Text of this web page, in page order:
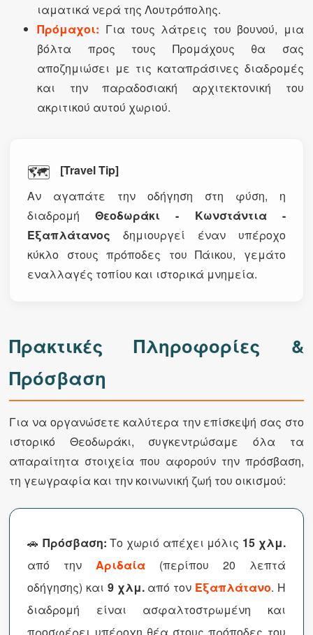
ιαματικά νερά της Λουτρόπολης.
Πρόμαχοι: Για τους λάτρεις του βουνού, μια
βόλτα προς τους Προμάχους θα σας
αποζημιώσει με τις καταπράσινες διαδρομές
και την παραδοσιακή αρχιτεκτονική του
ακριτικού αυτού χωριού.
🗺️
[Travel Tip]
Αν αγαπάτε την οδήγηση στη φύση, η
διαδρομήΘεοδωράκι - Κωνστάντια -
Εξαπλάτανος δημιουργεί έναν υπέροχο
κύκλο στους πρόποδες του Πάικου, γεμάτο
εναλλαγές τοπίου και ιστορικά μνημεία.
Πρακτικές Πληροφορίες &
Πρόσβαση
Για να οργανώσετε καλύτερα την επίσκεψή σας στο
ιστορικό Θεοδωράκι, συγκεντρώσαμε όλα τα
απαραίτητα στοιχεία που αφορούν την πρόσβαση,
τη γεωγραφία και την κοινωνική ζωή του οικισμού:
🚗 Πρόσβαση: Το χωριό απέχει μόλις 15 χλμ.
από την Αριδαία (περίπου 20 λεπτά
οδήγησης) και 9 χλμ.από τον Εξαπλάτανο. Η
διαδρομή είναι ασφαλτοστρωμένη και
προσφέρει υπέροχη θέα στους πρόποδες του